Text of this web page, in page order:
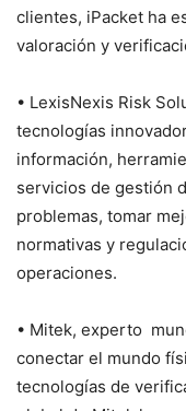
clientes, iPacket ha
valoración y
• LexisNexis Risk
tecnologías
información,
servicios de gestión
problemas, tomar
normativas y
operaciones.
• Mitek, experto
conectar el mundo
tecnologías de